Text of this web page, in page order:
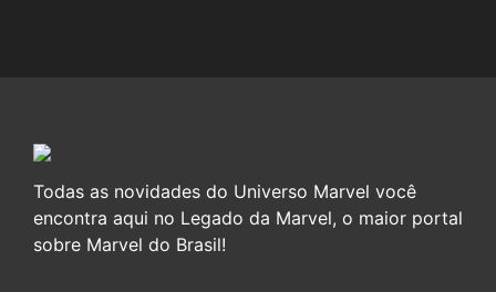
Todas as novidades do Universo Marvel você
encontra aqui no Legado da Marvel, o maior portal
sobre Marvel do Brasil!